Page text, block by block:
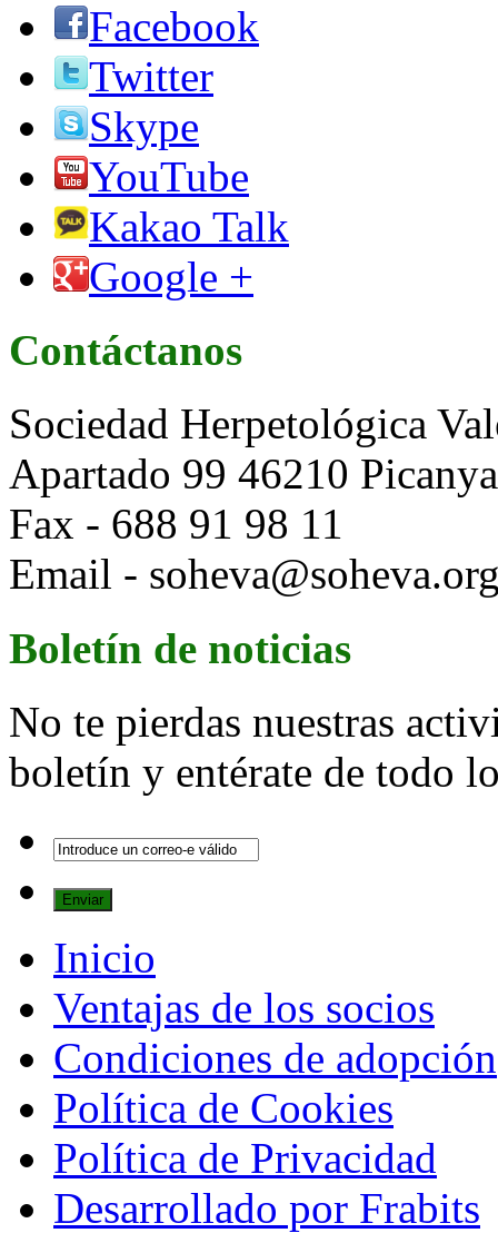
Facebook
Twitter
Skype
YouTube
Kakao Talk
Google +
Contáctanos
Sociedad Herpetológica
Apartado 99 46210
Fax - 688 91 98 11
Email -
Boletín de noticias
No te pierdas nuestras
boletín y entérate de todo
Inicio
Ventajas de los socios
Condiciones de adopción
Política de Cookies
Política de Privacidad
Desarrollado por Frabits